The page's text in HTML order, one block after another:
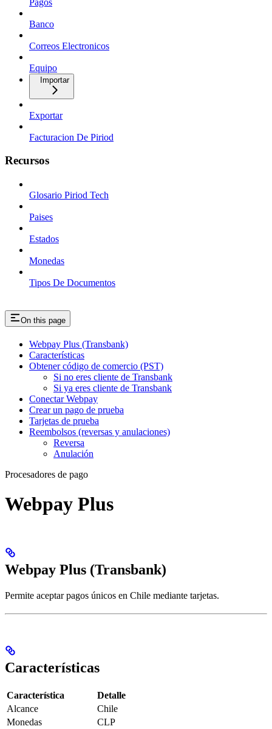
Banco
Correos Electronicos
Equipo
Importar
Exportar
Facturacion De Piriod
Recursos
Glosario Piriod Tech
Paises
Estados
Monedas
Tipos De Documentos
On this page
Webpay Plus (Transbank)
Características
Obtener código de comercio (PST)
Si no eres cliente de Transbank
Si ya eres cliente de Transbank
Conectar Webpay
Crear un pago de prueba
Tarjetas de prueba
Reembolsos (reversas y anulaciones)
Reversa
Anulación
Procesadores de pago
Webpay Plus
Webpay Plus (Transbank)
Permite aceptar pagos únicos en Chile mediante tarjetas.
Características
Característica
Detalle
Alcance
Chile
Monedas
CLP